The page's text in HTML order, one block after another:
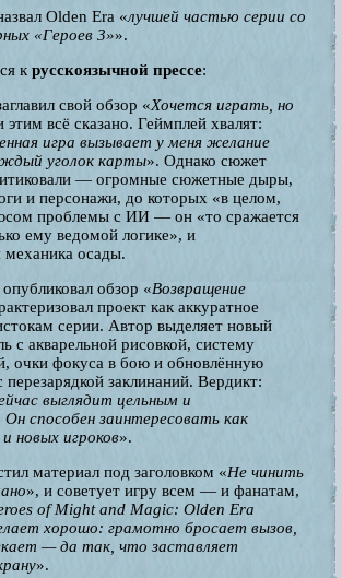
Olden Era «лучшей частью серии со
«Героев 3»».
к русскоязычной прессе:
свой обзор «Хочется играть, но
всё сказано. Геймплей хвалят:
игра вызывает у меня желание
уголок карты». Однако сюжет
— огромные сюжетные дыры,
и персонажи, до которых «в целом,
проблемы с ИИ — он «то сражается
ему ведомой логике», и
механика осады.
опубликовал обзор «Возвращение
проект как аккуратное
серии. Автор выделяет новый
с акварельной рисовкой, систему
очки фокуса в бою и обновлённую
заклинаний. Вердикт:
выглядит цельным и
способен заинтересовать как
новых игроков».
материал под заголовком «Не чинить
», и советует игру всем — и фанатам,
of Might and Magic: Olden Era
хорошо: грамотно бросает вызов,
— да так, что заставляет
».